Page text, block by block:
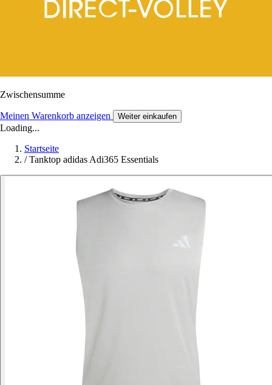
Zwischensumme
Meinen Warenkorb anzeigen Weiter einkaufen
Loading...
Startseite
/ Tanktop adidas Adi365 Essentials